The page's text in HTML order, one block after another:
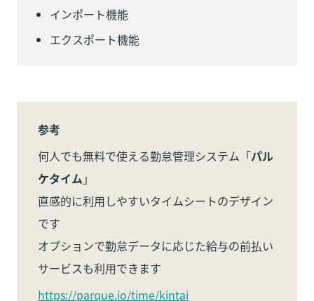
インポート機能
エクスポート機能
参考
何人でも無料で使える勤怠管理システム「パル
ケタイム 」
直感的に利用しやすいタイムシートのデザイン
です
オプションで勤怠データに応じた給与の前払い
サービスも利用できます
https://parque.io/time/kintai